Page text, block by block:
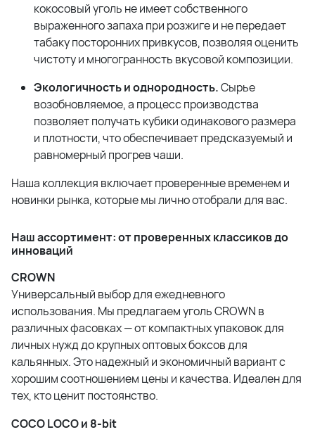
кокосовый уголь не имеет собственного
выраженного запаха при розжиге и не передает
табаку посторонних привкусов, позволяя оценить
чистоту и многогранность вкусовой композиции.
Экологичность и однородность.Сырье
возобновляемое, а процесс производства
позволяет получать кубики одинакового размера
и плотности, что обеспечивает предсказуемый и
равномерный прогрев чаши.
Наша коллекция включает проверенные временем и
новинки рынка, которые мы лично отобрали для вас.
Наш ассортимент: от проверенных классиков до
инноваций
CROWN
Универсальный выбор для ежедневного
использования. Мы предлагаем уголь CROWN в
различных фасовках — от компактных упаковок для
личных нужд до крупных оптовых боксов для
кальянных. Это надежный и экономичный вариант с
хорошим соотношением цены и качества. Идеален для
тех, кто ценит постоянство.
COCO LOCO и 8-bit